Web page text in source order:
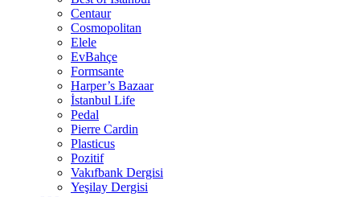
Centaur
Cosmopolitan
Elele
EvBahçe
Formsante
Harper’s Bazaar
İstanbul Life
Pedal
Pierre Cardin
Plasticus
Pozitif
Vakıfbank Dergisi
Yeşilay Dergisi